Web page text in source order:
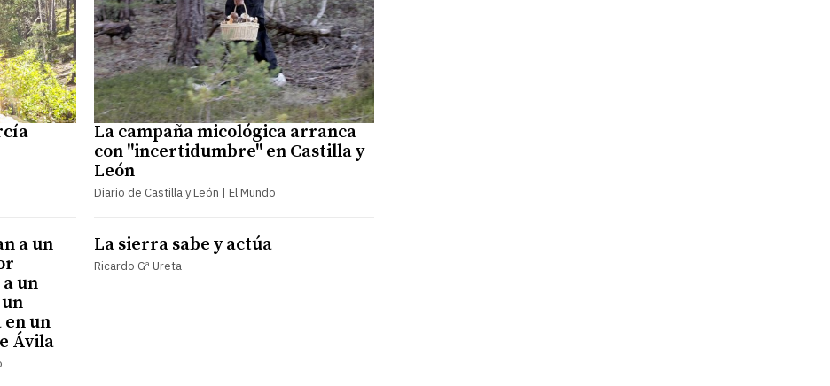
La campaña micológica arranca
con "incertidumbre" en Castilla y
León
Diario de Castilla y León | El Mundo
a un
un
un
Ávila
La sierra sabe y actúa
Ricardo Gª Ureta